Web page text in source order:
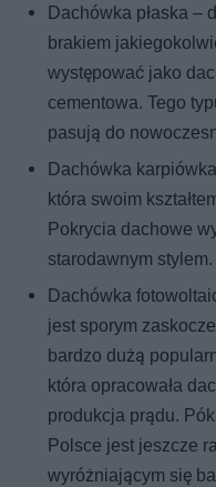
Dachówka płaska –
brakiem
występować jako
cementowa. Tego
pasują do
Dachówka
która swoim
Pokrycia dachowe
starodawnym stylem.
Dachówka
jest sporym
bardzo dużą
która opracowała
produkcja prądu.
Polsce jest jeszcze
wyróżniającym się